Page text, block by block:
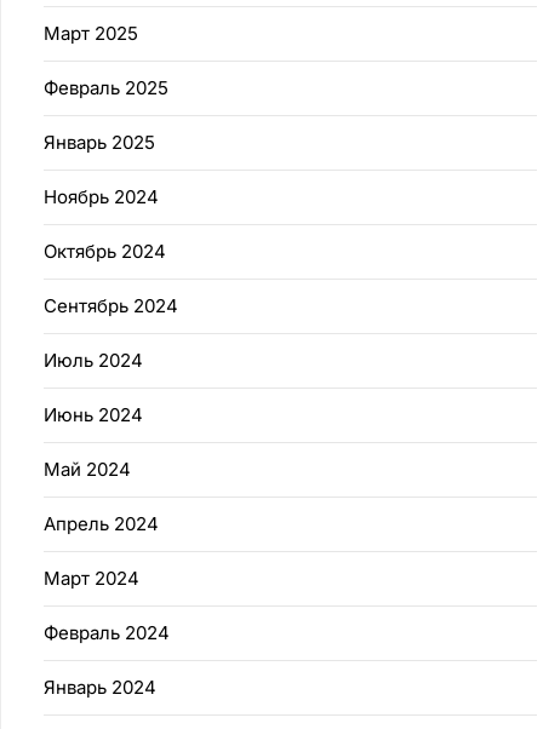
Март 2025
Февраль 2025
Январь 2025
Ноябрь 2024
Октябрь 2024
Сентябрь 2024
Июль 2024
Июнь 2024
Май 2024
Апрель 2024
Март 2024
Февраль 2024
Январь 2024